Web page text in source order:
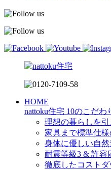
HOME
nattoku住宅 10のこだわ
理想の暮らしを
家具まで標準仕
身体に優しい自
耐震等級3 & 許容
徹底したコスト